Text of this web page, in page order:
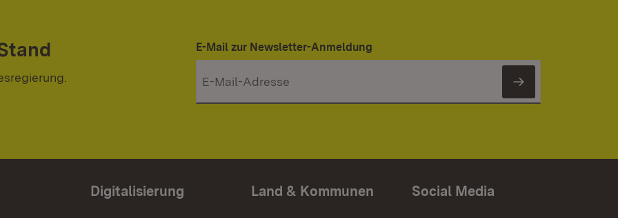
E-Mail zur Newsletter-Anmeldung
Newsletter
Digitalisierung Land & Kommunen Social Media